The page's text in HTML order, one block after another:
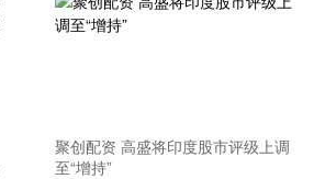
聚创配资 高盛将印度股市评级上调
至“增持”